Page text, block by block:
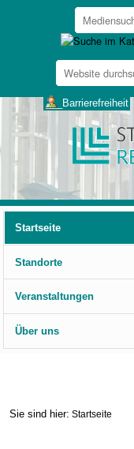
Website
durchsuchen
___Barrierefreiheit
Startseite
Standorte
Veranstaltungen
Über uns
Sie sind hier: Startseite